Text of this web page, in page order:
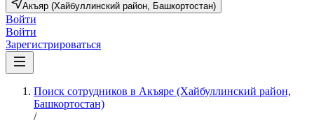
Акъяр (Хайбуллинский район, Башкортостан)
Войти
Войти
Зарегистрироваться
Поиск сотрудников в Акъяре (Хайбуллинский район,
Башкортостан)
/